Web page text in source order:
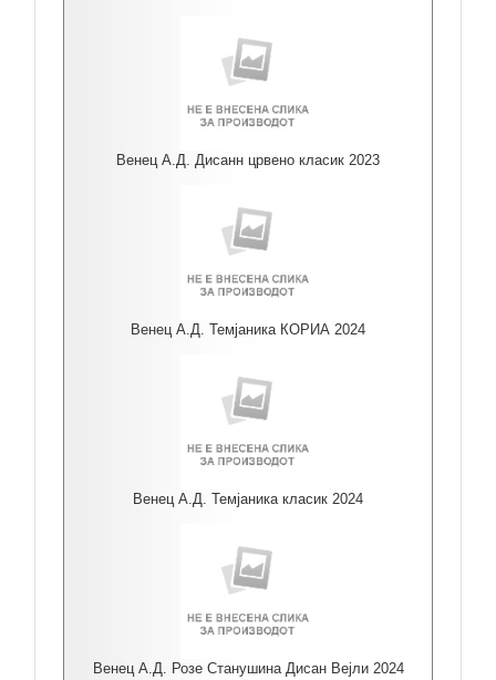
Венец А.Д. Дисанн црвено класик 2023
Венец А.Д. Темјаника КОРИА 2024
Венец А.Д. Темјаника класик 2024
Венец А.Д. Розе Станушина Дисан Вејли 2024